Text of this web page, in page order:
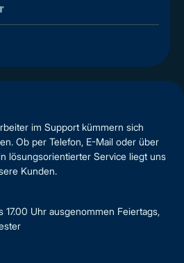
im Support kümmern sich
Ob per Telefon, E-Mail oder über
lösungsorientierter Service liegt uns
Kunden.
17.00 Uhr ausgenommen Feiertags,